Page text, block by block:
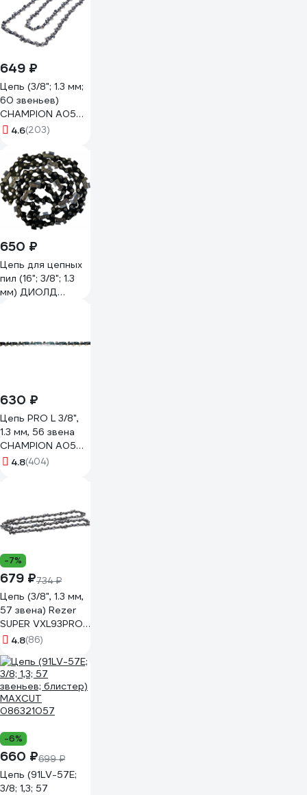
649 ₽
Цепь (3/8"; 1.3 мм;
60 звеньев)
CHAMPION A050-
VS-60E
4.6(203)
650 ₽
Цепь для цепных
пил (16"; 3/8"; 1.3
мм) ДИОЛД
630 ₽
Цепь PRO L 3/8",
1.3 мм, 56 звена
CHAMPION A050-
L-56E
4.8(404)
-7%
679 ₽734 ₽
Цепь (3/8", 1.3 мм,
57 звена) Rezer
SUPER VXL93PRO-
57 03.025.00029
4.8(86)
-6%
660 ₽699 ₽
Цепь (91LV-57E;
3/8; 1,3; 57